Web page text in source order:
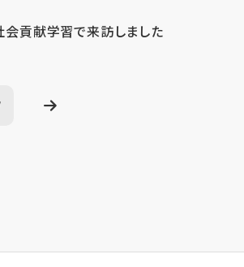
会貢献学習で来訪しました